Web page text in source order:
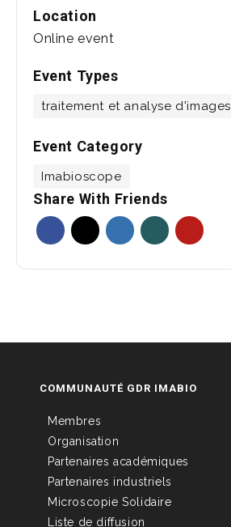
Location
Online event
Event Types
traitement et analyse d'images
Event Category
Imabioscope
Share With Friends
COMMUNAUTÉ GDR IMABIO
Membres
Organisation
Partenaires académiques
Partenaires industriels
Microscopie Solidaire
Liste de diffusion